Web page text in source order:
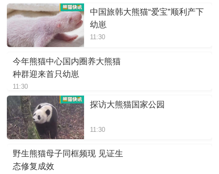
中国旅韩大熊猫“爱宝”顺利产下
幼崽
11:30
今年熊猫中心国内圈养大熊猫
种群迎来首只幼崽
11:30
探访大熊猫国家公园
11:30
野生熊猫母子同框频现 见证生
态修复成效